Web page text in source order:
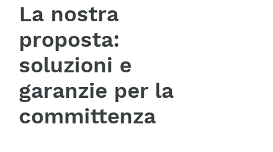
La nostra
proposta:
soluzioni e
garanzie per la
committenza